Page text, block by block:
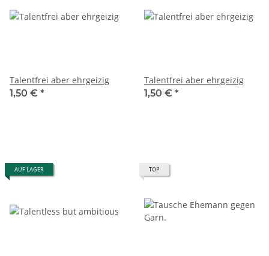
Talentfrei aber ehrgeizig
1,50 € *
Talentfrei aber ehrgeizig
1,50 € *
AUF LAGER TOP